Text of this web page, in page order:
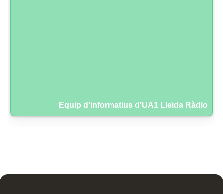
Equip d'informatius d'UA1 Lleida Ràdio